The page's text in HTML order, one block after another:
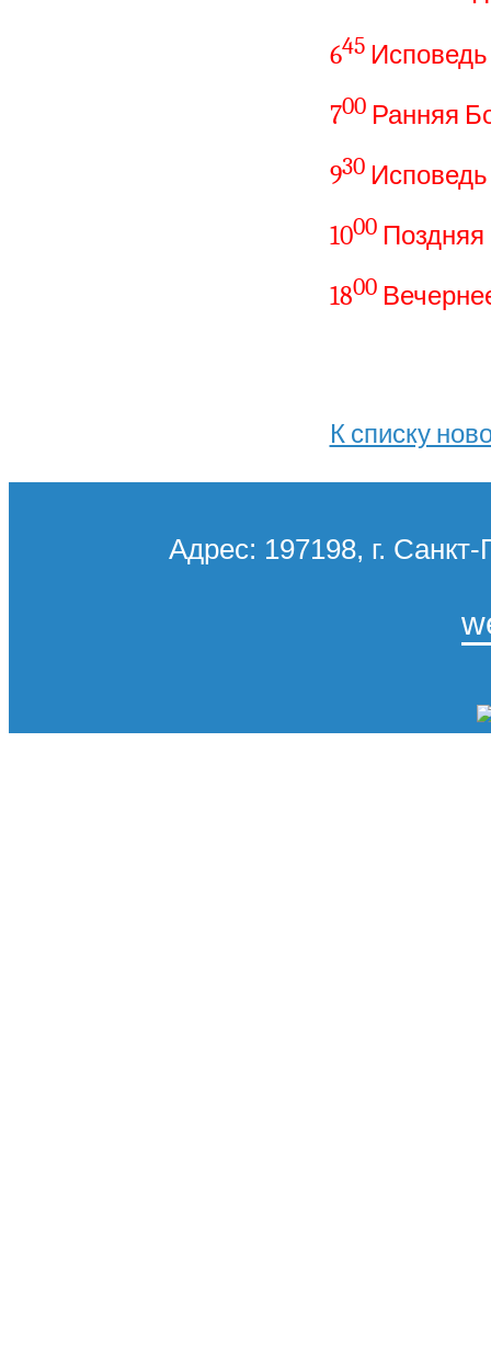
645 Исповедь
700 Ранняя
930 Исповедь
1000 Поздняя
1800
К списку
Адрес: 197198, г.